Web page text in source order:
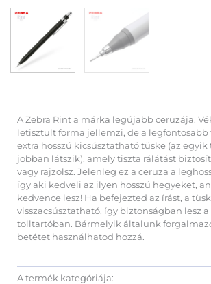
A Zebra Rint a márka legújabb ceruzája.
letisztult forma jellemzi, de a legfontosabb
extra hosszú kicsúsztatható tüske (az
jobban látszik), amely tiszta rálátást
vagy rajzolsz. Jelenleg ez a ceruza a
így aki kedveli az ilyen hosszú hegyeket,
kedvence lesz! Ha befejezted az írást, a
visszacsúsztatható, így biztonságban lesz
tolltartóban. Bármelyik általunk
betétet használhatod hozzá.
A termék kategóriája: